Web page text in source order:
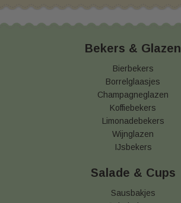
Bekers & Glazen
Bierbekers
Borrelglaasjes
Champagneglazen
Koffiebekers
Limonadebekers
Wijnglazen
IJsbekers
Salade & Cups
Sausbakjes